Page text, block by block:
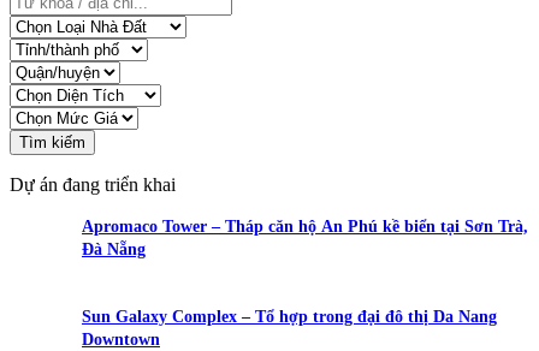
Tìm kiếm
Dự án đang triển khai
Apromaco Tower – Tháp căn hộ An Phú kề biển tại Sơn Trà,
Đà Nẵng
Sun Galaxy Complex – Tổ hợp trong đại đô thị Da Nang
Downtown